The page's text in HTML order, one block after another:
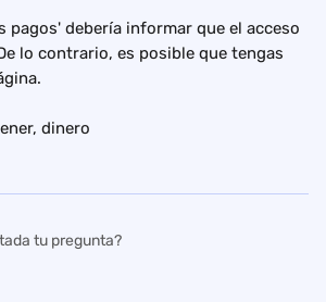
pagos' debería informar que el acceso
lo contrario, es posible que tengas
dinero
tu pregunta?